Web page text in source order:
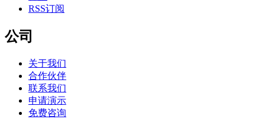
RSS订阅
公司
关于我们
合作伙伴
联系我们
申请演示
免费咨询